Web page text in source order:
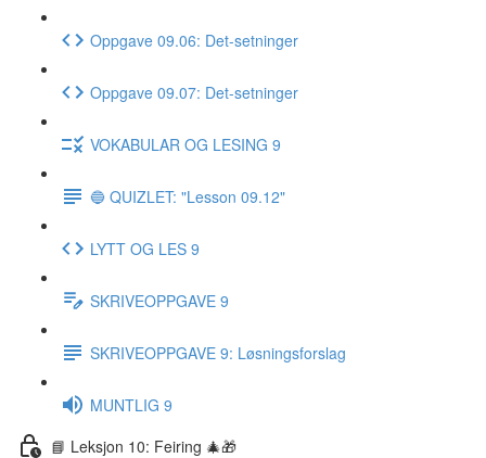
Oppgave 09.06: Det-setninger
Oppgave 09.07: Det-setninger
VOKABULAR OG LESING 9
🔵 QUIZLET: "Lesson 09.12"
LYTT OG LES 9
SKRIVEOPPGAVE 9
SKRIVEOPPGAVE 9: Løsningsforslag
MUNTLIG 9
📘 Leksjon 10: Feiring 🎄🎁